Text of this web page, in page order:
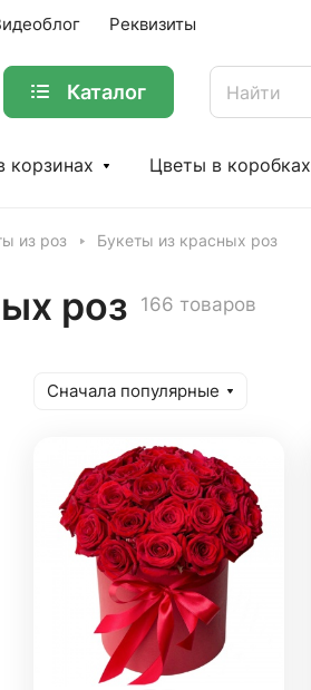
Реквизиты
Каталог
корзинах Цветы в коробках
из роз Букеты из красных роз
роз 166 товаров
Сначала популярные